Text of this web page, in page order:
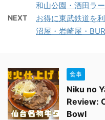
和山公園・酒田ラ
NEXT
お得に東武鉄道を
沼屋・岩崎屋・
食事
Niku no
Review:
Bowl